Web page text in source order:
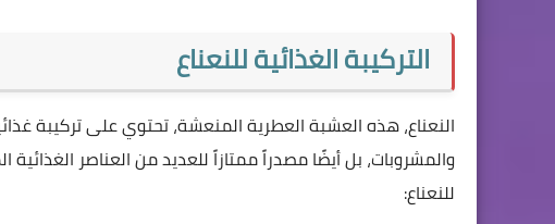
التركيبة الغذائية للنعناع
النعناع، هذه العشبة العطرية المنعشة، تحتوي على تركيبة
والمشروبات، بل أيضًا مصدراً ممتازاً للعديد من العناصر الغذائية
للنعناع: